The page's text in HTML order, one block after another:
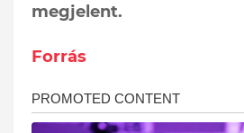
megjelent.
Forrás